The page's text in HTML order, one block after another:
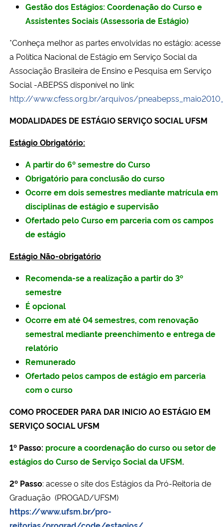
Gestão dos Estágios: Coordenação do Curso e
Assistentes Sociais (Assessoria de Estágio)
*Conheça melhor as partes envolvidas no estágio: acesse
a Política Nacional de Estágio em Serviço Social da
Associação Brasileira de Ensino e Pesquisa em Serviço
Social -ABEPSS disponível no link:
http://www.cfess.org.br/arquivos/
MODALIDADES DE ESTÁGIO SERVIÇO SOCIAL UFSM
Estágio Obrigatório:
A partir do 6º semestre do Curso
Obrigatório para conclusão do curso
Ocorre em dois semestres mediante matrícula em
disciplinas de estágio e supervisão
Ofertado pelo Curso em parceria com os campos
de estágio
Estágio Não-obrigatório
Recomenda-se a realização a partir do 3º
semestre
É opcional
Ocorre em até 04 semestres, com renovação
semestral mediante preenchimento e entrega de
relatório
Remunerado
Ofertado pelos campos de estágio em parceria
com o curso
COMO PROCEDER PARA DAR INICIO AO ESTÁGIO EM
SERVIÇO SOCIAL UFSM
1º Passo: procure a coordenação do curso ou setor de
estágios do Curso de Serviço Social da UFSM.
2º Passo: acesse o site dos Estágios da Pró-Reitoria de
Graduação (PROGAD/UFSM)
https://www.ufsm.br/pro-
reitorias/prograd/code/estagios/